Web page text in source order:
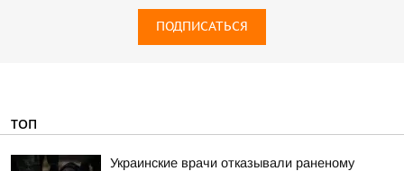
ПОДПИСАТЬСЯ
ТОП
Украинские врачи отказывали раненому